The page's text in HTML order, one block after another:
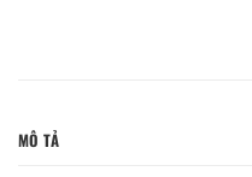
MÔ TẢ